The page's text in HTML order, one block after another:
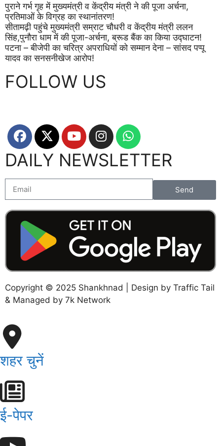
पुराने गर्भ गृह में मुख्यमंत्री व केंद्रीय मंत्री ने की पूजा अर्चना,
प्रतिमाओं के विग्रह का स्थानांतरण!
सीतामढ़ी पहुंचे मुख्यमंत्री सम्राट चौधरी व केंद्रीय मंत्री ललन
सिंह,पुनौरा धाम में की पूजा-अर्चना, ब्रूड बैंक का किया उद्घाटन!
पटना – बीजेपी का चरित्र अपराधियों को सम्मान देना – सांसद पप्पू
यादव का सनसनीखेज आरोप!
FOLLOW US
DAILY NEWSLETTER
Send
Copyright © 2025 Shankhnad | Design by Traffic Tail
& Managed by 7k Network
शहर चुनें
ई-पेपर